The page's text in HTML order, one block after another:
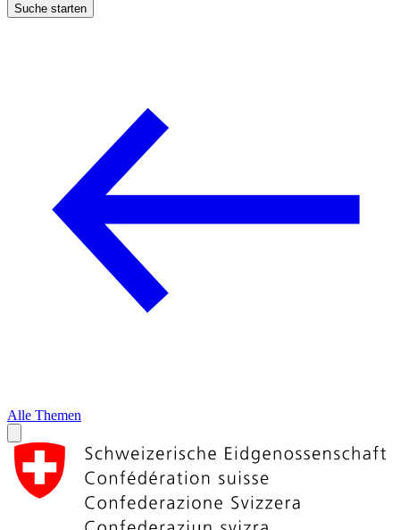
Suche starten
Alle Themen